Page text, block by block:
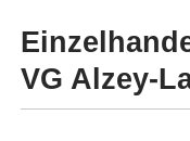
VG Alzey-